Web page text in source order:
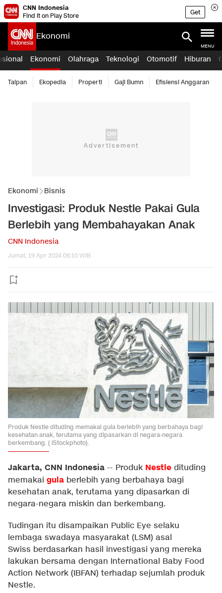
CNN Indonesia
Find it on Play Store
Get
Ekonomi
MENU
Ekonomi Olahraga Teknologi Otomotif Hiburan
Taipan Ekopedia Properti Gaji Bumn Efisiensi Anggaran
Ekonomi Bisnis
Investigasi: Produk Nestle Pakai Gula
Berlebih yang Membahayakan Anak
CNN Indonesia
Jumat, 19 Apr 2024 06:10 WIB
Produk Nestle dituding memakai gula berlebih yang berbahaya bagi
kesehatan anak, terutama yang dipasarkan di negara-negara
berkembang. ( iStockphoto).
Jakarta, CNN Indonesia -- Produk Nestle dituding
memakai gula berlebih yang berbahaya bagi
kesehatan anak, terutama yang dipasarkan di
negara-negara miskin dan berkembang.
Tudingan itu disampaikan Public Eye selaku
lembaga swadaya masyarakat (LSM) asal
Swiss berdasarkan hasil investigasi yang mereka
lakukan bersama dengan International Baby Food
Action Network (IBFAN) terhadap sejumlah produk
Nestle.